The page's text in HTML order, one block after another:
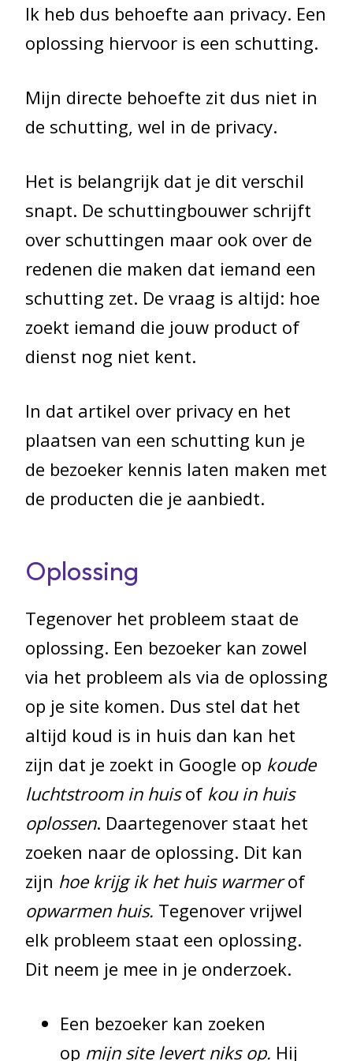
Ik heb dus behoefte aan privacy. Een
oplossing hiervoor is een schutting.
Mijn directe behoefte zit dus niet in
de schutting, wel in de privacy.
Het is belangrijk dat je dit verschil
snapt. De schuttingbouwer schrijft
over schuttingen maar ook over de
redenen die maken dat iemand een
schutting zet. De vraag is altijd: hoe
zoekt iemand die jouw product of
dienst nog niet kent.
In dat artikel over privacy en het
plaatsen van een schutting kun je
de bezoeker kennis laten maken met
de producten die je aanbiedt.
Oplossing
Tegenover het probleem staat de
oplossing. Een bezoeker kan zowel
via het probleem als via de oplossing
op je site komen. Dus stel dat het
altijd koud is in huis dan kan het
zijn dat je zoekt in Google op koude
luchtstroom in huisof kou in huis
oplossen. Daartegenover staat het
zoeken naar de oplossing. Dit kan
zijn hoe krijg ik het huis warmerof
opwarmen huis. Tegenover vrijwel
elk probleem staat een oplossing.
Dit neem je mee in je onderzoek.
Een bezoeker kan zoeken
op mijn site levert niks op. Hij